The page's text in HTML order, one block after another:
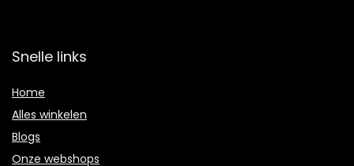
Snelle links
Home
Alles winkelen
Blogs
Onze webshops